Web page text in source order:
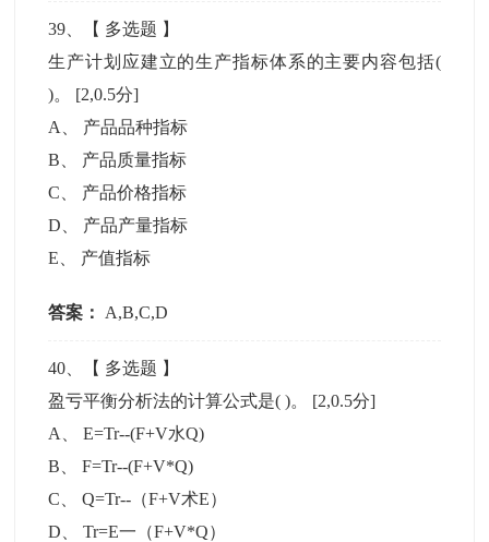
39 、【 多选题 】
生产计划应建立的生产指标体系的主要内容包括(
)。 [2,0.5分]
A
产品品种指标
B
产品质量指标
C
产品价格指标
D
产品产量指标
E
产值指标
答案： A,B,C,D
40 、【 多选题 】
盈亏平衡分析法的计算公式是( )。 [2,0.5分]
A
、E=Tr--(F+V水Q)
B 、F=Tr--(F+V*Q)
C 、Q=Tr--（F+V术E）
D 、Tr=E一（F+V*Q）